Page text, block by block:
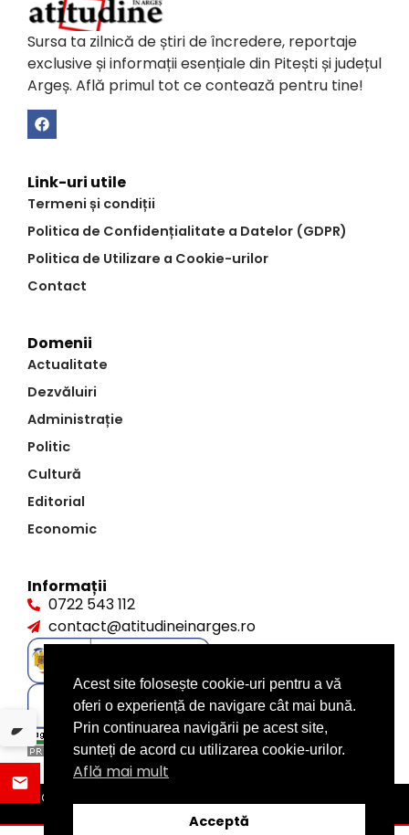
Sursa ta zilnică de știri de încredere, reportaje
exclusive și informații esențiale din Pitești și județul
Argeș. Află primul tot ce contează pentru tine!
Link-uri utile
Termeni și condiții
Politica de Confidențialitate a Datelor (GDPR)
Politica de Utilizare a Cookie-urilor
Contact
Domenii
Actualitate
Dezvăluiri
Administrație
Politic
Cultură
Editorial
Economic
Informații
0722 543 112
contact@atitudineinarges.ro
©2026 Atitudine în Argeș. Toate drepturile rezervate
design byXITE.ro
Acest site folosește cookie-uri pentru a vă
oferi o experiență de navigare cât mai bună.
Prin continuarea navigării pe acest site,
sunteți de acord cu utilizarea cookie-urilor.
Află mai mult
Acceptă